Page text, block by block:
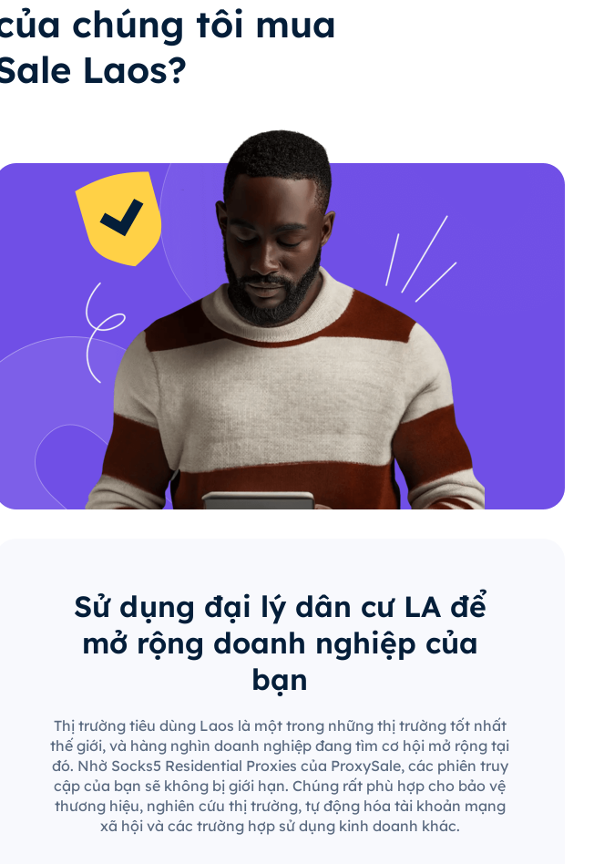
chúng tôi mua
Laos?
Sử dụng đại lý dân cư LA để
mở rộng doanh nghiệp của
bạn
Thị trường tiêu dùng Laos là một trong những thị trường tốt nhất
thế giới, và hàng nghìn doanh nghiệp đang tìm cơ hội mở rộng tại
đó. Nhờ Socks5 Residential Proxies của ProxySale, các phiên truy
cập của bạn sẽ không bị giới hạn. Chúng rất phù hợp cho bảo vệ
thương hiệu, nghiên cứu thị trường, tự động hóa tài khoản mạng
xã hội và các trường hợp sử dụng kinh doanh khác.